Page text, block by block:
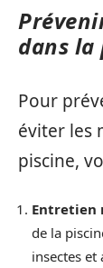
dans la
Pour
éviter les
piscine,
Entretien
de la
insectes et